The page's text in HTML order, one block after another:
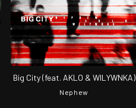
Big City (feat. AKLO & WILYWNKA)
Nephew